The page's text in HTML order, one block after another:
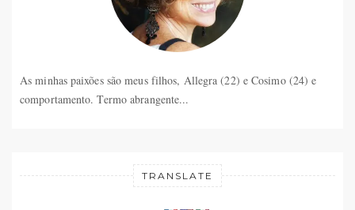
As minhas paixões são meus filhos, Allegra (22) e Cosimo (24) e
comportamento. Termo abrangente...
TRANSLATE